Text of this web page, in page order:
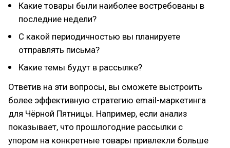
Какие товары были наиболее востребованы в
последние недели?
С какой периодичностью вы планируете
отправлять письма?
Какие темы будут в рассылке?
Ответив на эти вопросы, вы сможете выстроить
более эффективную стратегию email-маркетинга
для Чёрной Пятницы. Например, если анализ
показывает, что прошлогодние рассылки с
упором на конкретные товары привлекли больше